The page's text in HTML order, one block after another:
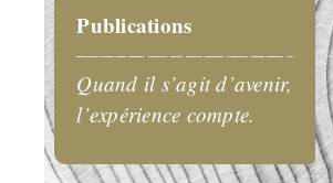
Publications
Quand il s’agit d’avenir,
l’expérience compte.